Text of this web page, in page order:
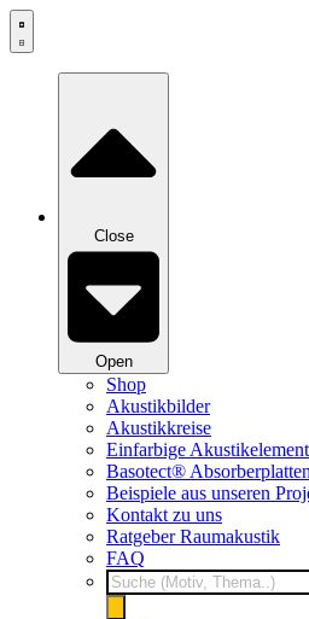
Zum
Inhalt
Close
Open
Shop
Akustikbilder
Akustikkreise
Einfarbige
Basotect®
Beispiele aus unseren
Kontakt zu uns
Ratgeber Raumakustik
FAQ
Products
search